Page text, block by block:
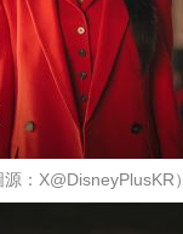
：X@DisneyPlusKR）